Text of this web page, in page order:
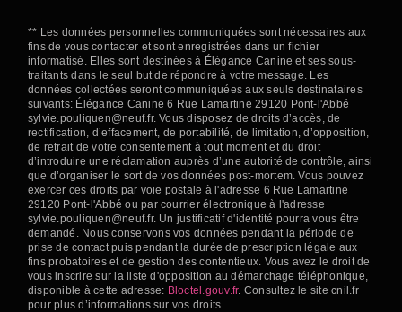
** Les données personnelles communiquées sont nécessaires aux
fins de vous contacter et sont enregistrées dans un fichier
informatisé. Elles sont destinées à Élégance Canine et ses sous-
traitants dans le seul but de répondre à votre message. Les
données collectées seront communiquées aux seuls destinataires
suivants: Élégance Canine 6 Rue Lamartine 29120 Pont-l'Abbé
sylvie.pouliquen@neuf.fr. Vous disposez de droits d’accès, de
rectification, d’effacement, de portabilité, de limitation, d’opposition,
de retrait de votre consentement à tout moment et du droit
d’introduire une réclamation auprès d’une autorité de contrôle, ainsi
que d’organiser le sort de vos données post-mortem. Vous pouvez
exercer ces droits par voie postale à l'adresse 6 Rue Lamartine
29120 Pont-l'Abbé ou par courrier électronique à l'adresse
sylvie.pouliquen@neuf.fr. Un justificatif d'identité pourra vous être
demandé. Nous conservons vos données pendant la période de
prise de contact puis pendant la durée de prescription légale aux
fins probatoires et de gestion des contentieux. Vous avez le droit de
vous inscrire sur la liste d'opposition au démarchage téléphonique,
disponible à cette adresse: Bloctel.gouv.fr. Consultez le site cnil.fr
pour plus d’informations sur vos droits.